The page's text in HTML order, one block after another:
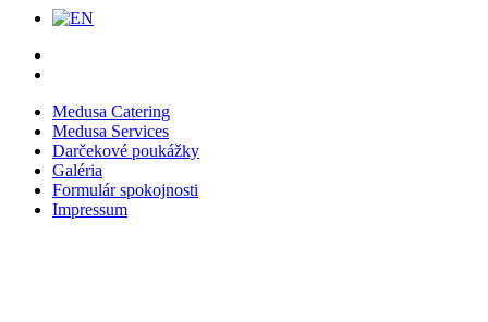
Medusa Catering
Medusa Services
Darčekové poukážky
Galéria
Formulár spokojnosti
Impressum